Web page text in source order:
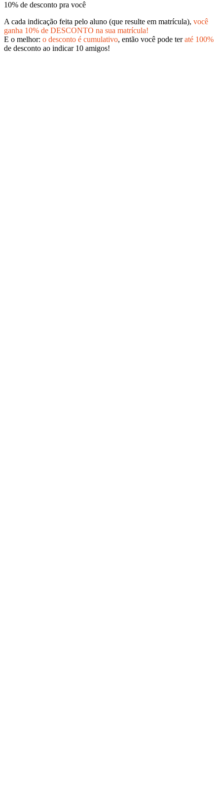
10% de desconto pra você
A cada indicação feita pelo aluno (que resulte em matrícula), você
ganha 10% de DESCONTO na sua matrícula!
E o melhor: o desconto é cumulativo, então você pode teraté 100%
de desconto ao indicar 10 amigos!